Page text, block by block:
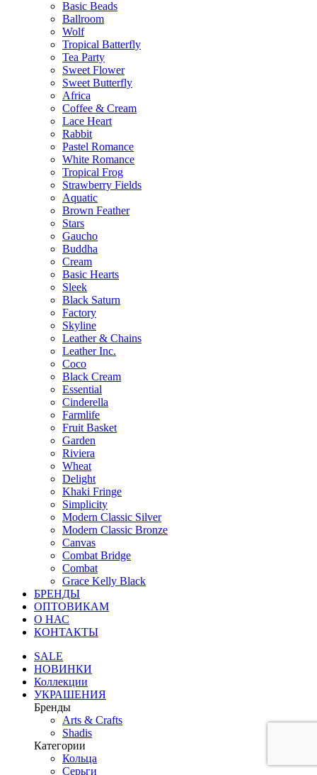
Basic Beads
Ballroom
Wolf
Tropical Batterfly
Tea Party
Sweet Flower
Sweet Butterfly
Africa
Coffee & Cream
Lace Heart
Rabbit
Pastel Romance
White Romance
Tropical Frog
Strawberry Fields
Aquatic
Brown Feather
Stars
Gaucho
Buddha
Cream
Basic Hearts
Sleek
Black Saturn
Factory
Skyline
Leather & Chains
Leather Inc.
Coco
Black Cream
Essential
Cinderella
Farmlife
Fruit Basket
Garden
Riviera
Wheat
Delight
Khaki Fringe
Simplicity
Modern Classic Silver
Modern Classic Bronze
Canvas
Combat Bridge
Combat
Grace Kelly Black
БРЕНДЫ
ОПТОВИКАМ
О НАС
КОНТАКТЫ
SALE
НОВИНКИ
Коллекции
УКРАШЕНИЯ
Бренды
Аrts & Сrafts
Shadis
Категории
Кольца
Серьги